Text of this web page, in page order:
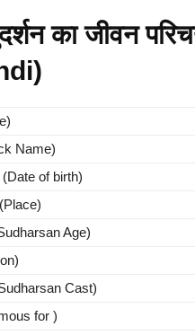
का जीवन
Name)
(Date of birth)
Age)
Cast)
for )